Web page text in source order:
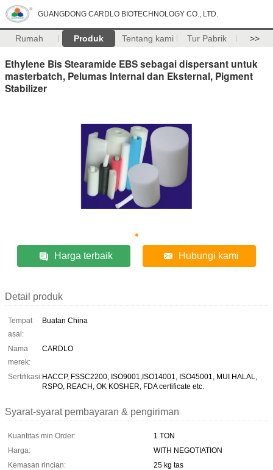
GUANGDONG CARDLO BIOTECHNOLOGY CO., LTD.
Rumah Produk Tentang kami Tur Pabrik >>
Ethylene Bis Stearamide EBS sebagai dispersant untuk
masterbatch, Pelumas Internal dan Eksternal, Pigment
Stabilizer
Harga terbaik Hubungi kami
Detail produk
Tempat
asal:
Buatan China
Nama
merek:
CARDLO
Sertifikasi:HACCP, FSSC2200, ISO9001,ISO14001, ISO45001, MUI HALAL,
RSPO, REACH, OK KOSHER, FDA certificate etc.
Syarat-syarat pembayaran & pengiriman
Kuantitas min Order:
1 TON
Harga:
WITH NEGOTIATION
Kemasan rincian:
25 kg tas